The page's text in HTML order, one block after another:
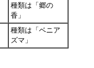
種類は「郷の
香」
種類は「ベニア
ズマ」